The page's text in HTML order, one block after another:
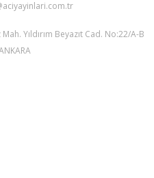
Bu ürüne benzer farklı alternatifler
Yıldırım Beyazıt Cad. No:22/A-B